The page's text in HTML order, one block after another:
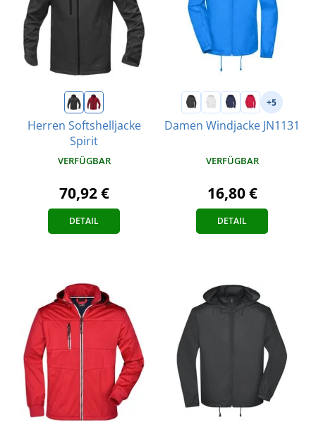
Herren Softshelljacke
Spirit
VERFÜGBAR
70,92 €
DETAIL
+5
Damen Windjacke JN1131
VERFÜGBAR
16,80 €
DETAIL